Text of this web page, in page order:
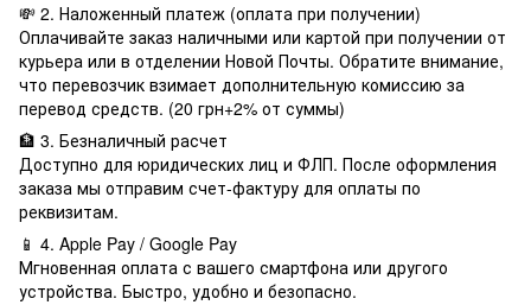
💸 2. Наложенный платеж (оплата при получении)
Оплачивайте заказ наличными или картой при получении от
курьера или в отделении Новой Почты. Обратите внимание,
что перевозчик взимает дополнительную комиссию за
перевод средств. (20 грн+2% от суммы)
🏦 3. Безналичный расчет
Доступно для юридических лиц и ФЛП. После оформления
заказа мы отправим счет-фактуру для оплаты по
реквизитам.
📱 4. Apple Pay / Google Pay
Мгновенная оплата с вашего смартфона или другого
устройства. Быстро, удобно и безопасно.